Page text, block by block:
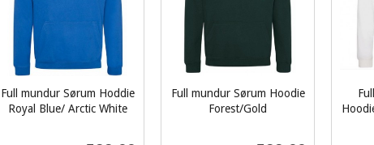
Full mundur Sørum Hoddie
Royal Blue/ Arctic White
Full mundur Sørum Hoodie
Forest/Gold